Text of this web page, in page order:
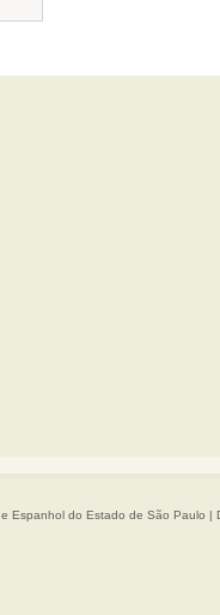
Espanhol do Estado de São Paulo |